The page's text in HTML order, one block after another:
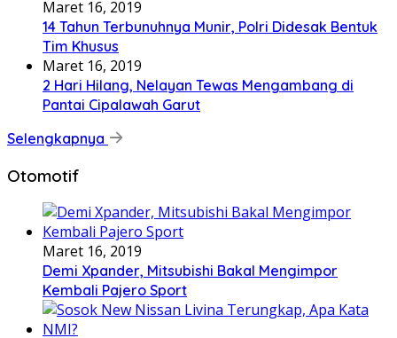
Maret 16, 2019
14 Tahun Terbunuhnya Munir, Polri Didesak Bentuk
Tim Khusus
Maret 16, 2019
2 Hari Hilang, Nelayan Tewas Mengambang di
Pantai Cipalawah Garut
Selengkapnya
Otomotif
Maret 16, 2019
Demi Xpander, Mitsubishi Bakal Mengimpor
Kembali Pajero Sport